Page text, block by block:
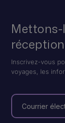
Inscrivez-vous
voyages, les